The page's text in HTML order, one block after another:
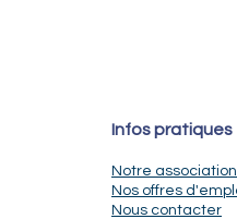
Infos pratiques
Notre association
Nos offres
Nous contacter